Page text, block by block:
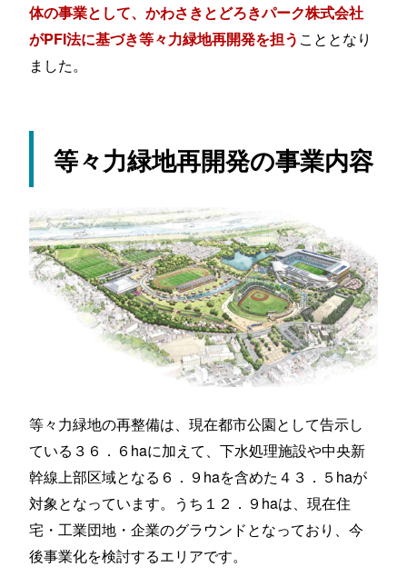
体の事業として、かわさきとどろきパーク株式会社
がPFI法に基づき等々力緑地再開発を担う こととなり
ました。
等々力緑地再開発の事業内容
等々力緑地の再整備は、現在都市公園として告示し
ている３６．６haに加えて、下水処理施設や中央新
幹線上部区域となる６．９haを含めた４３．５haが
対象となっています。うち１２．９haは、現在住
宅・工業団地・企業のグラウンドとなっており、今
後事業化を検討するエリアです。